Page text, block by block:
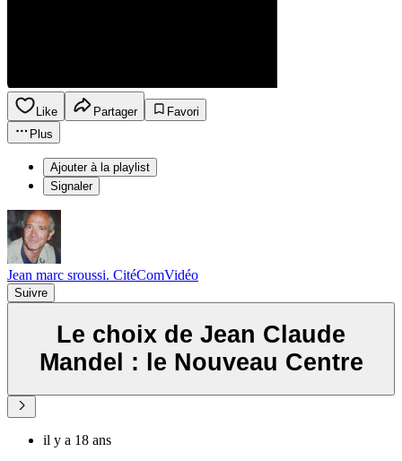
Like Partager
Favori
Plus
Ajouter à la playlist
Signaler
Jean marc sroussi. CitéComVidéo
Suivre
Le choix de Jean Claude
Mandel : le Nouveau Centre
il y a 18 ans